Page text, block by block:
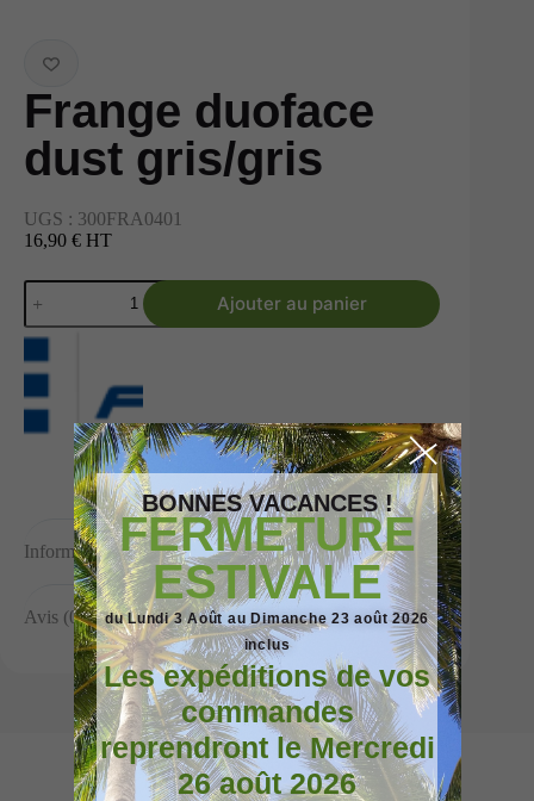
Frange duoface
dust gris/gris
UGS : 300FRA0401
16,90 € HT
Ajouter au panier
Informations complémentaires
Avis (0)
BONNES VACANCES !
FERMETURE
ESTIVALE
du Lundi 3 Août au Dimanche 23 août 2026
inclus
Les expéditions de vos
commandes
reprendront le Mercredi
26 août 2026